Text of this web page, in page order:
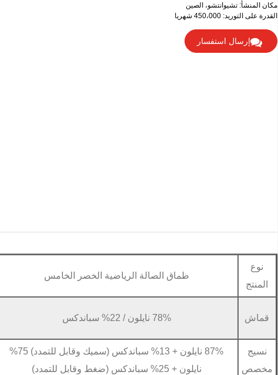
مكان المنشأ: تشيوانتشو، الصين
القدرة على التوريد: 450،000 شهريا
إرسال استفسار
نوع
المنتج
طماق الصالة الرياضية الخصر الخامس
قماش 78% نايلون / 22% سباندكس
نسيج
مخصص
87% نايلون + 13% سباندكس (سميك وقابل للتمدد) 75%
نايلون + 25% سباندكس (ضغط وقابل للتمدد)